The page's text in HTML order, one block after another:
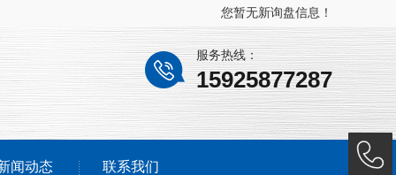
您暂无新询盘信息！
服务热线：
15925877287
闻动态 联系我们